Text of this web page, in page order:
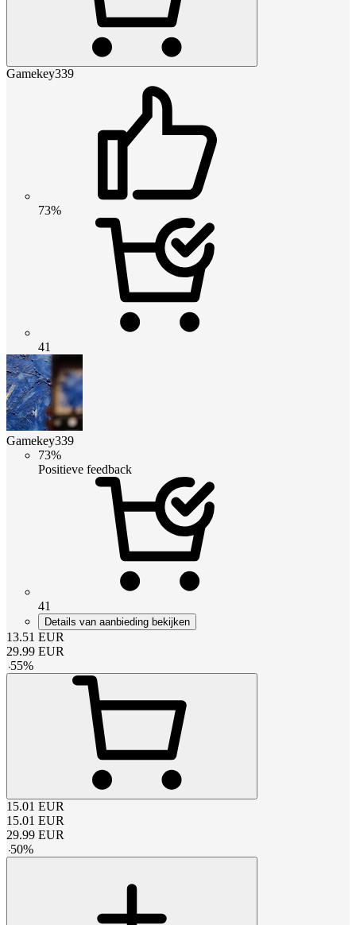
Gamekey339
73%
41
Gamekey339
73%
Positieve feedback
41
Details van aanbieding bekijken
13.51 EUR
29.99 EUR
-55%
15.01 EUR
15.01 EUR
29.99 EUR
-50%